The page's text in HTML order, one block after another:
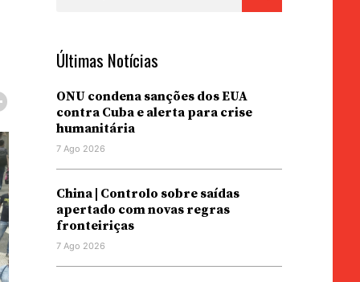
Últimas Notícias
ONU condena sanções dos EUA
contra Cuba e alerta para crise
humanitária
7 Ago 2026
China | Controlo sobre saídas
apertado com novas regras
fronteiriças
7 Ago 2026